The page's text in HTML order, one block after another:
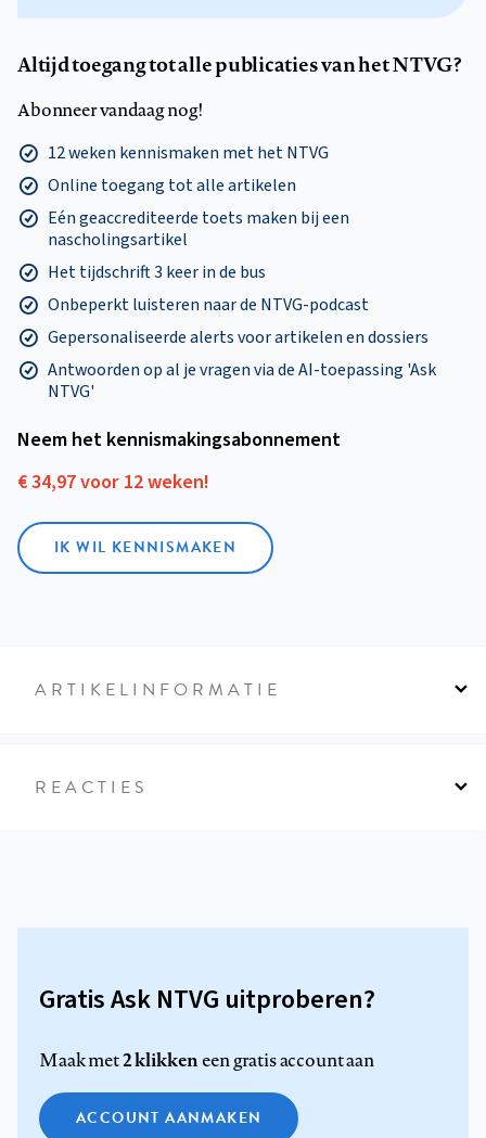
Altijd toegang tot alle publicaties van het NTVG?
Abonneer vandaag nog!
12 weken kennismaken met het NTVG
Online toegang tot alle artikelen
Eén geaccrediteerde toets maken bij een
nascholingsartikel
Het tijdschrift 3 keer in de bus
Onbeperkt luisteren naar de NTVG-podcast
Gepersonaliseerde alerts voor artikelen en dossiers
Antwoorden op al je vragen via de AI-toepassing 'Ask
NTVG'
Neem het kennismakings­abonnement
€ 34,97 voor 12 weken!
IK WIL KENNISMAKEN
ARTIKELINFORMATIE
REACTIES
Gratis Ask NTVG uitproberen?
Maak met2 klikkeneen gratis account aan
ACCOUNT AANMAKEN